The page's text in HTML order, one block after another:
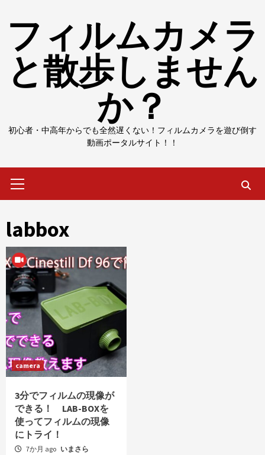
content
フィルムカメラ
と散歩しません
か？
初心者・中高年からでも全然遅くない！フィルムカメラを遊び倒す
動画ポータルサイト！！
Menu
labbox
camera
3分でフィルムの現像が
できる！ LAB-BOXを
使ってフィルムの現像
にトライ！
7か月 ago いまさら